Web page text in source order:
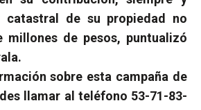
catastral de su propiedad no
millones de pesos, puntualizó
sobre esta campaña de
llamar al teléfono 53-71-83-